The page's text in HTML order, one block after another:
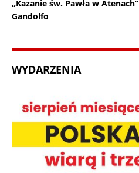
„Kazanie św. Pawła w
Gandolfo
WYDARZENIA